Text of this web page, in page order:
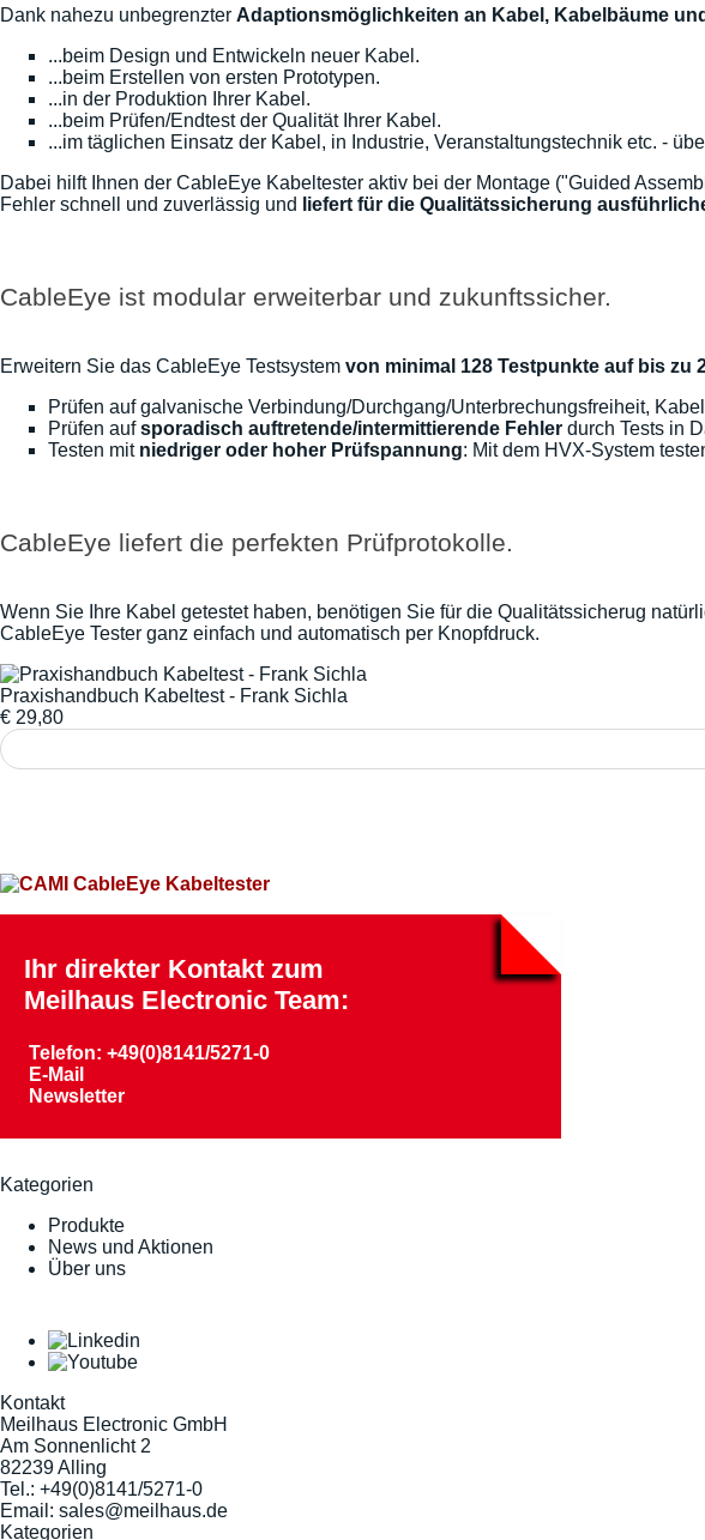
Dank nahezu unbegrenzter Adaptionsmöglichkeiten an Kabel, Kabelbäume
...beim Design und Entwickeln neuer Kabel.
...beim Erstellen von ersten Prototypen.
...in der Produktion Ihrer Kabel.
...beim Prüfen/Endtest der Qualität Ihrer Kabel.
...im täglichen Einsatz der Kabel, in Industrie, Veranstaltungstechnik etc. -
Dabei hilft Ihnen der CableEye Kabeltester aktiv bei der Montage ("Guided
Fehler schnell und zuverlässig und
liefert für die Qualitätssicherung
CableEye ist modular erweiterbar und zukunftssicher.
Erweitern Sie das CableEye Testsystem von minimal 128 Testpunkte auf bis zu
Prüfen auf galvanische Verbindung/Durchgang/Unterbrechungsfreiheit,
Prüfen aufsporadisch auftretende/intermittierende Fehler durch Tests in
Testen mit niedriger oder hoher Prüfspannung: Mit dem HVX-System
CableEye liefert die perfekten Prüfprotokolle.
Wenn Sie Ihre Kabel getestet haben, benötigen Sie für die Qualitätssicherug
CableEye Tester ganz einfach und automatisch per Knopfdruck.
Praxishandbuch Kabeltest - Frank Sichla
€ 29,80
Ihr direkter Kontakt zum
Meilhaus Electronic Team:
Telefon: +49(0)8141/5271-0
E-Mail
Newsletter
Kategorien
Produkte
News und Aktionen
Über uns
Kontakt
Meilhaus Electronic GmbH
Am Sonnenlicht 2
82239 Alling
Tel.: +49(0)8141/5271-0
Email: sales@meilhaus.de
Kategorien